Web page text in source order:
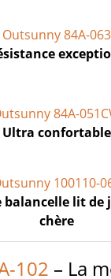
Outsunny 84A-063
84A-
Ultra confortable
100110-
balancelle lit de
chère
102 – La